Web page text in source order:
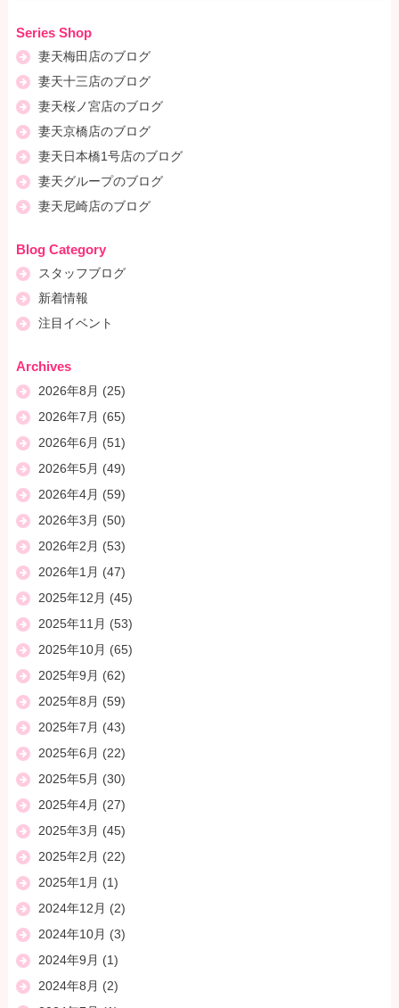
Series Shop
妻天梅田店のブログ
妻天十三店のブログ
妻天桜ノ宮店のブログ
妻天京橋店のブログ
妻天日本橋1号店のブログ
妻天グループのブログ
妻天尼崎店のブログ
Blog Category
スタッフブログ
新着情報
注目イベント
Archives
2026年8月 (25)
2026年7月 (65)
2026年6月 (51)
2026年5月 (49)
2026年4月 (59)
2026年3月 (50)
2026年2月 (53)
2026年1月 (47)
2025年12月 (45)
2025年11月 (53)
2025年10月 (65)
2025年9月 (62)
2025年8月 (59)
2025年7月 (43)
2025年6月 (22)
2025年5月 (30)
2025年4月 (27)
2025年3月 (45)
2025年2月 (22)
2025年1月 (1)
2024年12月 (2)
2024年10月 (3)
2024年9月 (1)
2024年8月 (2)